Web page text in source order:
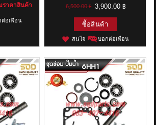
ราคาสินค้า
ต่อเพื่อน
6,500.00 ฿ 3,900.00 ฿
ซื้อสินค้า
สนใจ บอกต่อเพื่อน